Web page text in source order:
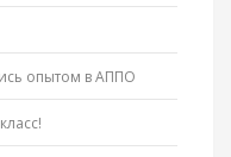
опытом в АППО